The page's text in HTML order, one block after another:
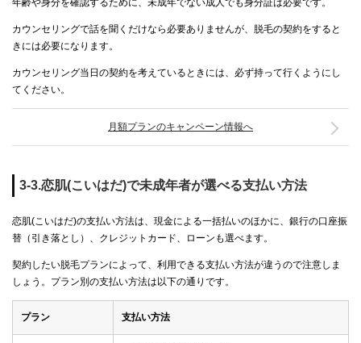
年齢や身分を確認するために、未成年でない成人でも身分証は必要です。
カウンセリングで話を聞くだけなら必要ありませんが、脱毛の契約をすると
きには必要になります。
カウンセリング当日の契約を考えているときには、必ず持って行くようにし
てください。
月額プランのキャンペーン情報へ
3-3.恋肌(こいはだ)で未成年者が選べる支払い方法
恋肌(こいはだ)の支払い方法は、現金による一括払いのほかに、銀行の口座振
替（引き落とし）、クレジットカード、ローンも選べます。
契約したい脱毛プランによって、利用できる支払い方法が違うので注意しま
しょう。プラン別の支払い方法は以下の通りです。
プラン 支払い方法